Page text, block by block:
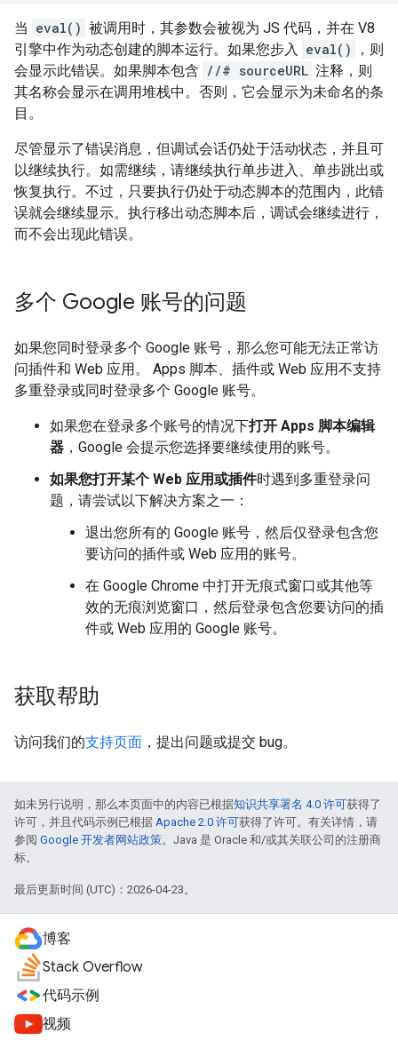
当 eval() 被调用时，其参数会被视为 JS 代码，并在 V8
引擎中作为动态创建的脚本运行。如果您步入 eval()
，则
会显示此错误。如果脚本包含 //# sourceURL 注释，则
其名称会显示在调用堆栈中。否则，它会显示为未命名的条
目。
尽管显示了错误消息，但调试会话仍处于活动状态，并且可
以继续执行。如需继续，请继续执行单步进入、单步跳出或
恢复执行。不过，只要执行仍处于动态脚本的范围内，此错
误就会继续显示。执行移出动态脚本后，调试会继续进行，
而不会出现此错误。
多个 Google 账号的问题
如果您同时登录多个 Google 账号，那么您可能无法正常访
问插件和 Web 应用。 Apps 脚本、插件或 Web 应用不支持
多重登录或同时登录多个 Google 账号。
如果您在登录多个账号的情况下打开 Apps 脚本编辑
器 ，Google 会提示您选择要继续使用的账号。
如果您打开某个 Web 应用或插件时遇到多重登录问
题，请尝试以下解决方案之一：
退出您所有的 Google 账号，然后仅登录包含您
要访问的插件或 Web 应用的账号。
在 Google Chrome 中打开无痕式窗口或其他等
效的无痕浏览窗口，然后登录包含您要访问的插
件或 Web 应用的 Google 账号。
获取帮助
访问我们的支持页面 ，提出问题或提交 bug。
如未另行说明，那么本页面中的内容已根据知识共享署名 4.0 许可获得了
许可，并且代码示例已根据 Apache 2.0 许可获得了许可。有关详情，请
参阅 Google 开发者网站政策。Java 是 Oracle 和/或其关联公司的注册商
标。
最后更新时间 (UTC)：2026-04-23。
博客
Stack Overflow
代码示例
视频